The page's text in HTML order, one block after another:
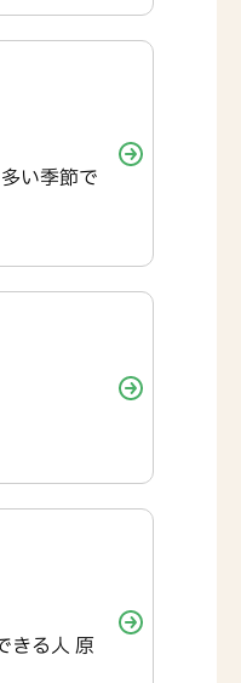
い季節で
きる人 原